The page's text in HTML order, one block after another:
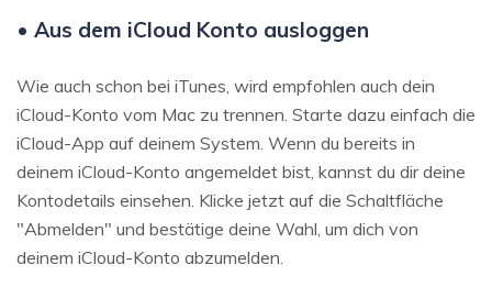
• Aus dem iCloud Konto ausloggen
Wie auch schon bei iTunes, wird empfohlen auch dein
iCloud-Konto vom Mac zu trennen. Starte dazu einfach die
iCloud-App auf deinem System. Wenn du bereits in
deinem iCloud-Konto angemeldet bist, kannst du dir deine
Kontodetails einsehen. Klicke jetzt auf die Schaltfläche
"Abmelden" und bestätige deine Wahl, um dich von
deinem iCloud-Konto abzumelden.